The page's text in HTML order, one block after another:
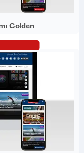
Golden